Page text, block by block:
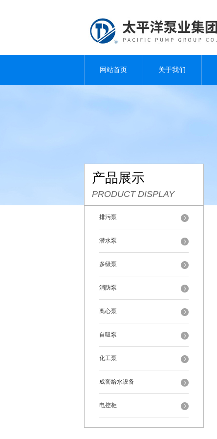
网站首页 关于我们
产品展示
PRODUCT DISPLAY
排污泵
潜水泵
多级泵
消防泵
离心泵
自吸泵
化工泵
成套给水设备
电控柜